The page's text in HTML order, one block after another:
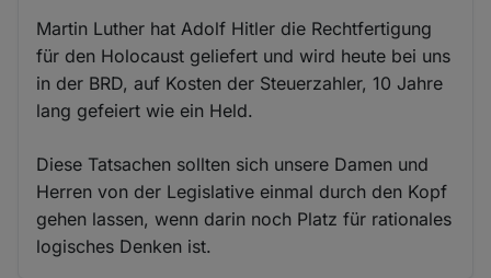
Martin Luther hat Adolf Hitler die Rechtfertigung
für den Holocaust geliefert und wird heute bei uns
in der BRD, auf Kosten der Steuerzahler, 10 Jahre
lang gefeiert wie ein Held.
Diese Tatsachen sollten sich unsere Damen und
Herren von der Legislative einmal durch den Kopf
gehen lassen, wenn darin noch Platz für rationales
logisches Denken ist.